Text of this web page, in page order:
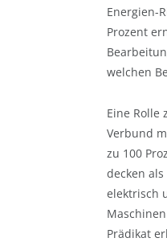
Energien-
Prozent
welchen
Eine Rolle
Verbund
zu 100
decken
elektrisch
Prädikat